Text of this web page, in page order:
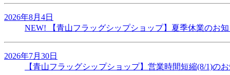
2026年8月4日
NEW! 【青山フラッグシップショップ】夏季休業のお
2026年7月30日
【青山フラッグシップショップ】営業時間短縮(8/1)の